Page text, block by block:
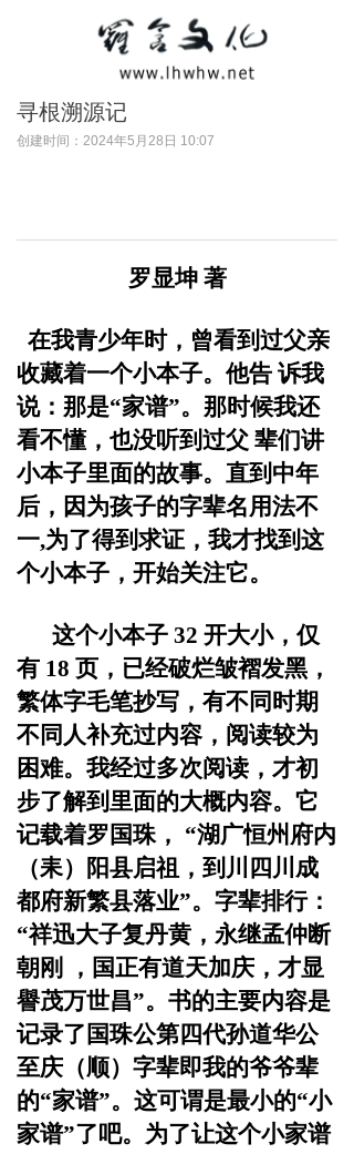
寻根溯源记
创建时间： 2024年5月28日 10:07
罗显坤 著
在我青少年时，曾看到过父亲
收藏着一个小本子。他告 诉我
说：那是“家谱”。那时候我还
看不懂，也没听到过父 辈们讲
小本子里面的故事。直到中年
后，因为孩子的字辈名用法不
一,为了得到求证，我才找到这
个小本子，开始关注它。
这个小本子 32 开大小，仅
有 18 页，已经破烂皱褶发黑，
繁体字毛笔抄写，有不同时期
不同人补充过内容，阅读较为
困难。我经过多次阅读，才初
步了解到里面的大概内容。它
记载着罗国珠，
“湖广恒州府内
（耒）阳县启祖，到川四川 成
都府新繁县落业”。字辈排行：
“祥迅大子复丹黄，永继孟仲断
朝刚
，国正有道天加庆，才显
譽茂万世昌”。书的主要内容是
记录了国珠公第四代孙道华公
至庆（顺）字辈即我的爷爷辈
的“家谱”。这可谓是最小的“小
家谱”了吧。 为了让这个小家谱